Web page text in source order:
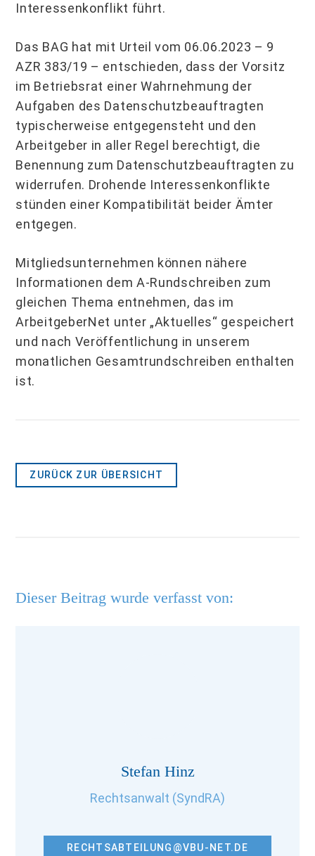
Interessenkonflikt führt.
Das BAG hat mit Urteil vom 06.06.2023 – 9
AZR 383/19 – entschieden, dass der Vorsitz
im Betriebsrat einer Wahrnehmung der
Aufgaben des Datenschutzbeauftragten
typischerweise entgegensteht und den
Arbeitgeber in aller Regel berechtigt, die
Benennung zum Datenschutzbeauftragten zu
widerrufen. Drohende Interessenkonflikte
stünden einer Kompatibilität beider Ämter
entgegen.
Mitgliedsunternehmen können nähere
Informationen dem A-Rundschreiben zum
gleichen Thema entnehmen, das im
ArbeitgeberNet unter „Aktuelles“ gespeichert
und nach Veröffentlichung in unserem
monatlichen Gesamtrundschreiben enthalten
ist.
ZURÜCK ZUR ÜBERSICHT
Dieser Beitrag wurde verfasst von:
Stefan Hinz
Rechtsanwalt (SyndRA)
RECHTSABTEILUNG@VBU-NET.DE